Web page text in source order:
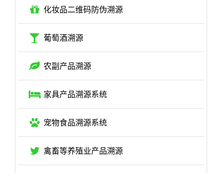
化妆品二维码防伪溯源
葡萄酒溯源
农副产品溯源
家具产品溯源系统
宠物食品溯源系统
禽畜等养殖业产品溯源